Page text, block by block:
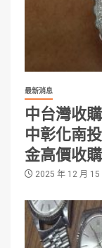
最新消息
中台灣收
中彰化南
金高價收
2025 年 12 月 15